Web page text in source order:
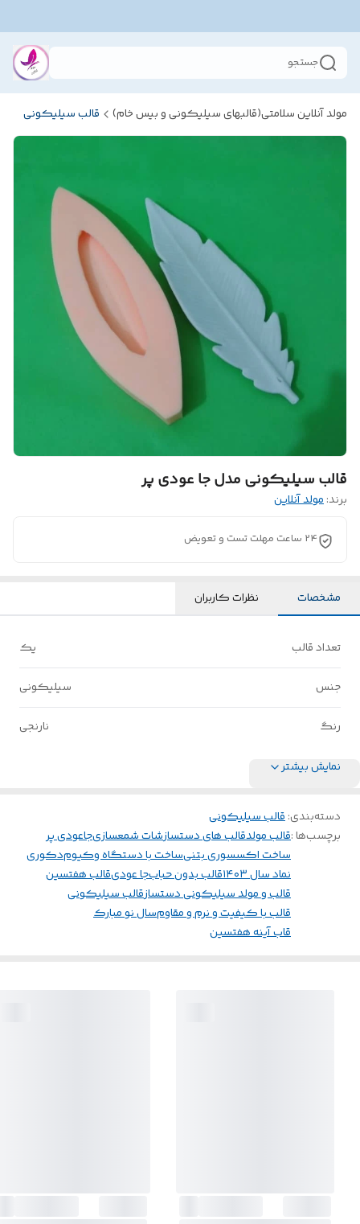
جستجو
مولد آنلاین سلامتی(قالبهای سیلیکونی و بیس خام) قالب سیلیکونی
قالب سیلیکونی مدل جا عودی پر
برند:مولد آنلاین
24 ساعت مهلت تست و تعویض
مشخصات نظرات کاربران
تعداد قالب یک
جنس سیلیکونی
رنگ نارنجی
نمایش بیشتر
دسته‌بندی:قالب سیلیکونی
برچسب‌ها :قالب مولدقالب های دستسازشات شمعسازیجاعودی پر
ساخت اکسسوری بتنیساخت با دستگاه وکیومدکوری
نماد سال ۱۴۰۳
قالب بدون حبابجا عودیقالب هفتسین
قالب و مولد سیلیکونی دستسازقالب سیلیکونی
قالب با کیفیت و نرم و مقاومسال نو مبارک
قاب آینه هفتسین